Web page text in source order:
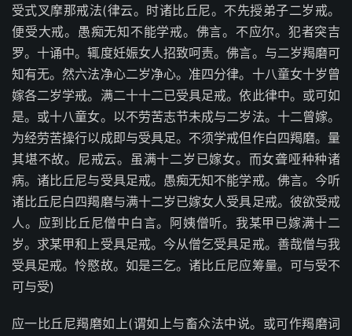
受式叉摩那戒法(律云。时诸比丘尼。不先授弟子二岁戒。
便受大戒。愚痴无知不能学戒。佛言。不应尔。犯者突吉
罗。十诵中。辄度妊娠女人招致呵责。佛言。与二岁羯磨可
知有无。然六法净心二岁净心。准四分律。十八童女十岁曾
嫁各二岁学戒。满二十十二已受具足戒。依此律中。或可如
是。或十八童女。以不劳苦志节未成与二岁法。十二曾嫁。
为经劳苦操行以成即与受具足。不须学戒但作白四羯磨。量
其堪不故。尼戒云。虽满十二岁已嫁女。而女聋哑种种诸
病。诸比丘尼与受具足戒。愚痴无知不能学戒。佛言。今听
诸比丘尼白四羯磨与满十二岁已嫁女人受具足戒。彼欲受戒
人。应到比丘尼僧中白言。阿姨僧听。我某甲已嫁满十二
岁。求某甲和上受具足戒。今从僧乞受具足戒。善哉僧与我
受具足戒。怜愍故。如是三乞。诸比丘尼应筹量。可与受不
可与受)
应一比丘尼羯磨如上(谓如上与畜众法中说。或可作羯磨词